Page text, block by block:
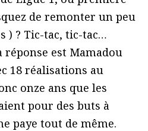
de remonter un peu
) ? Tic-tac, tic-tac…
réponse est Mamadou
18 réalisations au
onze ans que les
pour des buts à
paye tout de même.